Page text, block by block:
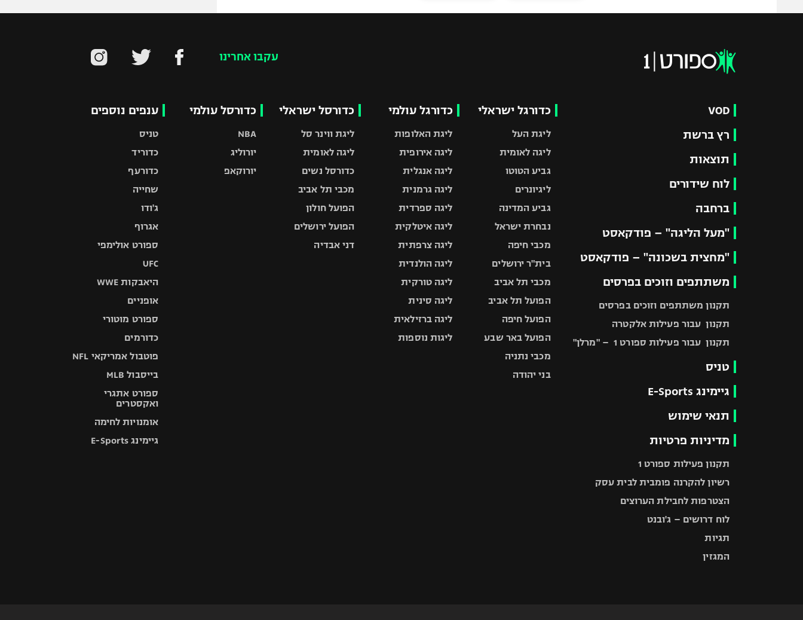
עקבו אחרינו
VOD
רץ ברשת
תוצאות
לוח שידורים
ברחבה
"מעל הליגה" – פודקאסט
"מחצית בשכונה" – פודקאסט
משתתפים וזוכים בפרסים
תקנון משתתפים וזוכים בפרסים
תקנון עבור פעילות אלקטרה
תקנון עבור פעילות ספורט 1 – "מרלן"
טניס
גיימינג E-Sports
תנאי שימוש
מדיניות פרטיות
תקנון פעילות ספורט 1
רשיון להקרנה פומבית לבית עסק
הצטרפות לחבילת הערוצים
לוח דרושים – ג'ובנט
תגיות
המגזין
כדורגל ישראלי
ליגת העל
ליגה לאומית
גביע הטוטו
ליגיונרים
גביע המדינה
נבחרת ישראל
מכבי חיפה
בית"ר ירושלים
מכבי תל אביב
הפועל תל אביב
הפועל חיפה
הפועל באר שבע
מכבי נתניה
בני יהודה
כדורגל עולמי
ליגת האלופות
ליגה אירופית
ליגה אנגלית
ליגה גרמנית
ליגה ספרדית
ליגה איטלקית
ליגה צרפתית
ליגה הולנדית
ליגה טורקית
ליגה סינית
ליגה ברזילאית
ליגות נוספות
כדורסל ישראלי
ליגת ווינר סל
ליגה לאומית
כדורסל נשים
מכבי תל אביב
הפועל חולון
הפועל ירושלים
דני אבדיה
כדורסל עולמי
NBA
יורוליג
יורוקאפ
ענפים נוספים
טניס
כדוריד
כדורעף
שחייה
ג'ודו
אגרוף
ספורט אולימפי
UFC
היאבקות WWE
אופניים
ספורט מוטורי
כדורמים
פוטבול אמריקאי NFL
בייסבול MLB
ספורט אתגרי
ואקסטרים
אומנויות לחימה
גיימינג E-Sports